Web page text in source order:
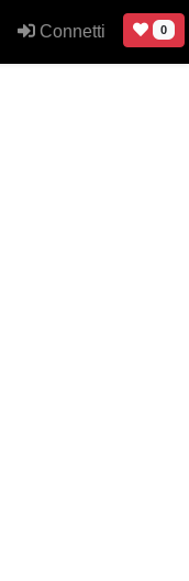
Connetti 0